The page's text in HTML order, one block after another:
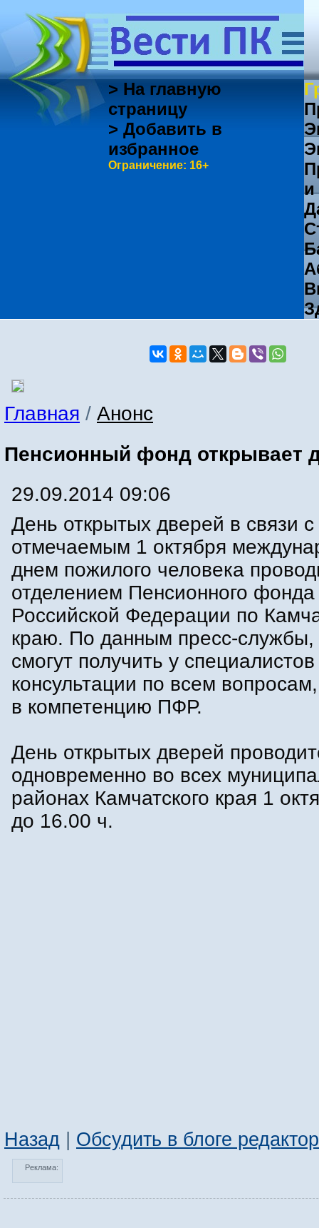
> На главную
страницу
> Добавить в
избранное
Ограничение: 16+
Главная / Анонс
Пенсионный фонд открывает
29.09.2014 09:06
День открытых дверей в связи с
отмечаемым 1 октября
днем пожилого человека
отделением Пенсионного фонда
Российской Федерации по
краю. По данным пресс-службы,
смогут получить у специалистов
консультации по всем
в компетенцию ПФР.
День открытых дверей
одновременно во всех
районах Камчатского края 1
до 16.00 ч.
Назад | Обсудить в блоге
Реклама: